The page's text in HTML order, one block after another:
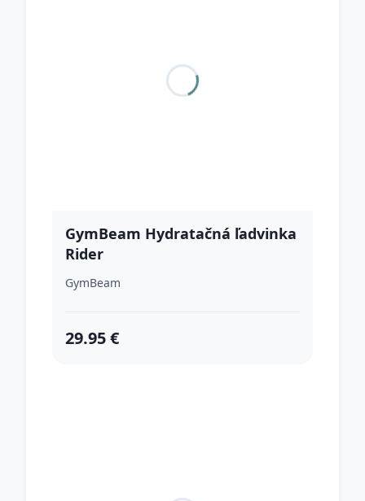
GymBeam Hydratačná ľadvinka
Rider
GymBeam
29.95 €